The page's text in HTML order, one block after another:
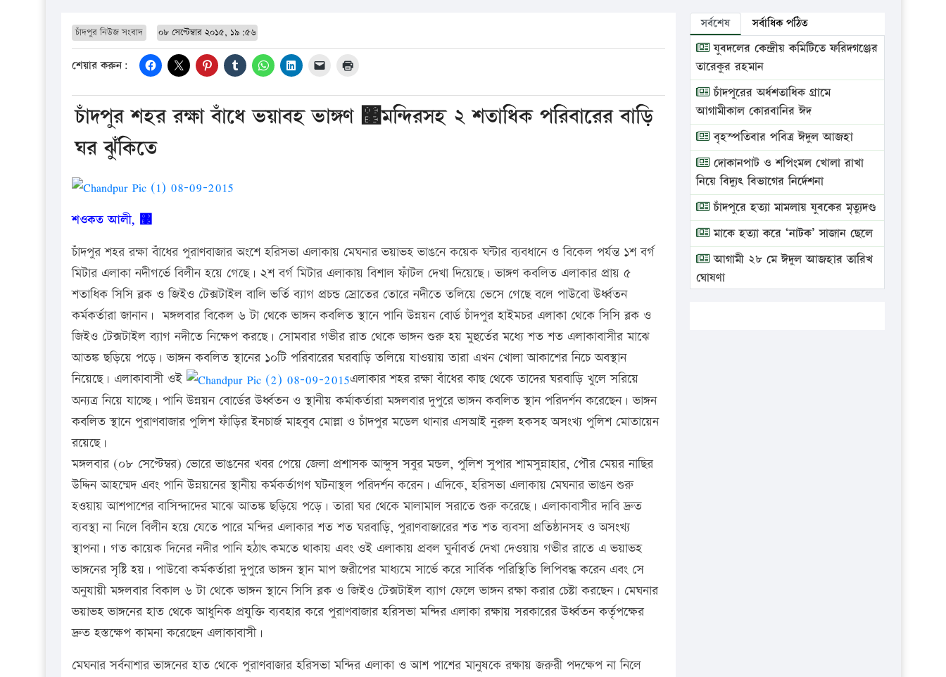
চাঁদপুর নিউজ সংবাদ ০৮ সেপ্টেম্বার ২০১৫, ১৯:৫৬
শেয়ার করুন:
চাঁদপুর শহর রক্ষা বাঁধে ভয়াবহ ভাঙ্গণ ঳মন্দিরসহ ২ শতাধিক পরিবারের বাড়ি
ঘর ঝুঁকিতে
শওকত আলী, ঳
চাঁদপুর শহর রক্ষা বাঁধের পুরাণবাজার অংশে হরিসভা এলাকায় মেঘনার ভয়াভহ ভাঙনে কয়েক ঘন্টার ব্যবধানে ও বিকেল পর্যন্ত ১শ বর্গ
মিটার এলাকা নদীগর্ভে বিলীন হয়ে গেছে। ২শ বর্গ মিটার এলাকায় বিশাল ফাঁটল দেখা দিয়েছে। ভাঙ্গণ কবলিত এলাকার প্রায় ৫
শতাধিক সিসি ব্লক ও জিইও টেক্সটাইল বালি ভর্তি ব্যাগ প্রচন্ড স্রোতের তোরে নদীতে তলিয়ে ভেসে গেছে বলে পাউবো উর্ধ্বতন
কর্মকর্তারা জানান। মঙ্গলবার বিকেল ৬ টা থেকে ভাঙ্গন কবলিত স্থানে পানি উন্নয়ন বোর্ড চাঁদপুর হাইমচর এলাকা থেকে সিসি ব্লক ও
জিইও টেক্সটাইল ব্যাগ নদীতে নিক্ষেপ করছে। সোমবার গভীর রাত থেকে ভাঙ্গন শুরু হয় মুহুর্তের মধ্যে শত শত এলাকাবাসীর মাঝে
আতঙ্ক ছড়িয়ে পড়ে। ভাঙ্গন কবলিত স্থানের ১০টি পরিবারের ঘরবাড়ি তলিয়ে যাওয়ায় তারা এখন খোলা আকাশের নিচে অবস্থান
নিয়েছে। এলাকাবাসী ওই
এলাকার শহর রক্ষা বাঁধের কাছ থেকে তাদের ঘরবাড়ি খুলে সরিয়ে
অন্যত্র নিয়ে যাচ্ছে। পানি উন্নয়ন বোর্ডের উর্ধ্বতন ও স্থানীয় কর্মাকর্তারা মঙ্গলবার দুপুরে ভাঙ্গন কবলিত স্থান পরিদর্শন করেছেন। ভাঙ্গন
কবলিত স্থানে পুরাণবাজার পুলিশ ফাঁড়ির ইনচার্জ মাহবুব মোল্লা ও চাঁদপুর মডেল থানার এসআই নুরুল হকসহ অসংখ্য পুলিশ মোতায়েন
রয়েছে।
মঙ্গলবার (০৮ সেপ্টেম্বর) ভোরে ভাঙনের খবর পেয়ে জেলা প্রশাসক আব্দুস সবুর মন্ডল, পুলিশ সুপার শামসুন্নাহার, পৌর মেয়র নাছির
উদ্দিন আহম্মেদ এবং পানি উন্নয়নের স্থানীয় কর্মকর্তাগণ ঘটনাস্থল পরিদর্শন করেন। এদিকে, হরিসভা এলাকায় মেঘনার ভাঙন শুরু
হওয়ায় আশপাশের বাসিন্দাদের মাঝে আতঙ্ক ছড়িয়ে পড়ে। তারা ঘর থেকে মালামাল সরাতে শুরু করেছে। এলাকাবাসীর দাবি দ্রুত
ব্যবস্থা না নিলে বিলীন হয়ে যেতে পারে মন্দির এলাকার শত শত ঘরবাড়ি, পুরাণবাজারের শত শত ব্যবসা প্রতিষ্ঠানসহ ও অসংখ্য
স্থাপনা। গত কায়েক দিনের নদীর পানি হঠাৎ কমতে থাকায় এবং ওই এলাকায় প্রবল ঘুর্নাবর্ত দেখা দেওয়ায় গভীর রাতে এ ভয়াভহ
ভাঙ্গনের সৃষ্টি হয়। পাউবো কর্মকর্তারা দুপুরে ভাঙ্গন স্থান মাপ জরীপের মাধ্যমে সার্ভে করে সার্বিক পরিস্থিতি লিপিবদ্ধ করেন এবং সে
অনুযায়ী মঙ্গলবার বিকাল ৬ টা থেকে ভাঙ্গন স্থানে সিসি ব্লক ও জিইও টেক্সটাইল ব্যাগ ফেলে ভাঙ্গন রক্ষা করার চেষ্টা করছেন। মেঘনার
ভয়াভহ ভাঙ্গনের হাত থেকে আধুনিক প্রযুক্তি ব্যবহার করে পুরাণবাজার হরিসভা মন্দির এলাকা রক্ষায় সরকারের উর্ধ্বতন কর্তৃপক্ষের
দ্রুত হস্তক্ষেপ কামনা করেছেন এলাকাবাসী।
মেঘনার সর্বনাশার ভাঙ্গনের হাত থেকে পুরাণবাজার হরিসভা মন্দির এলাকা ও আশ পাশের মানুষকে রক্ষায় জরুরী পদক্ষেপ না নিলে
সর্বশেষ সর্বাধিক পঠিত
যুবদলের কেন্দ্রীয় কমিটিতে ফরিদগঞ্জের
তারেকুর রহমান
চাঁদপুরের অর্ধশতাধিক গ্রামে
আগামীকাল কোরবানির ঈদ
বৃহস্পতিবার পবিত্র ঈদুল আজহা
দোকানপাট ও শপিংমল খোলা রাখা
নিয়ে বিদ্যুৎ বিভাগের নির্দেশনা
চাঁদপুরে হত্যা মামলায় যুবকের মৃত্যুদণ্ড
মাকে হত্যা করে ‘নাটক’ সাজান ছেলে
আগামী ২৮ মে ঈদুল আজহার তারিখ
ঘোষণা